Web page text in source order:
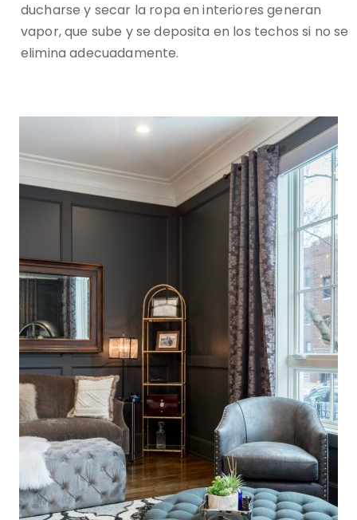
ducharse y secar la ropa en interiores generan
vapor, que sube y se deposita en los techos si no se
elimina adecuadamente.